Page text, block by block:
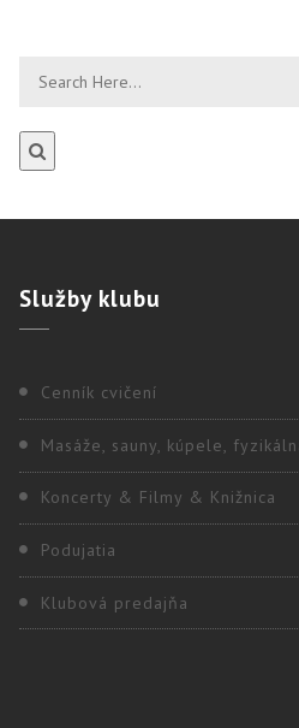
Službyklubu
Cenník cvičení
Masáže, sauny, kúpele,
Koncerty & Filmy & Knižnica
Podujatia
Klubová predajňa